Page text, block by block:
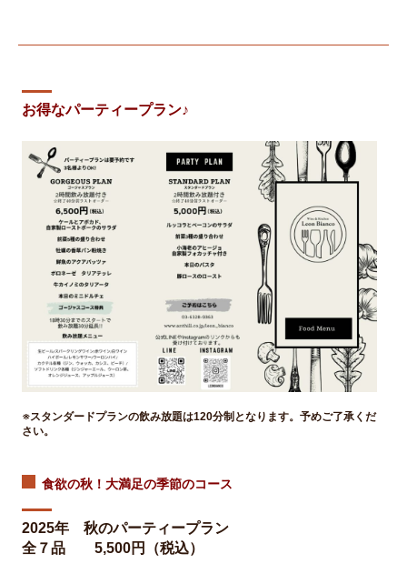
お得なパーティープラン♪
※スタンダードプランの飲み放題は120分制となります。予めご了承くだ
さい。
食欲の秋！大満足の季節のコース
2025年 秋のパーティープラン
全７品 5,500円（税込）